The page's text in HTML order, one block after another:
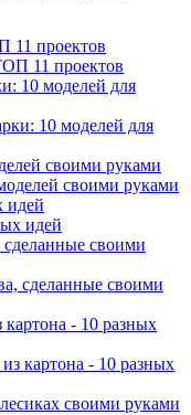
11 проектов
10 моделей для
своими руками
идей
сделанные своими
- 10 разных
своими руками